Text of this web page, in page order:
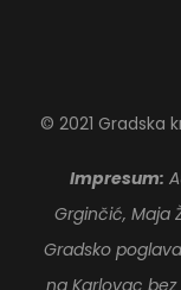
© 2021 Gradska
Impresum:
Grginčić, Maja
Gradsko
na Karlovac